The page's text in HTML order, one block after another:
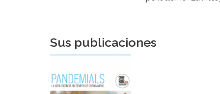
Sus publicaciones